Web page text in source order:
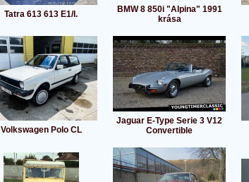
Tatra 613 613 E1/I.
BMW 8 850i "Alpina" 1991
krása
Volkswagen Polo CL
Jaguar E-Type Serie 3 V12
Convertible